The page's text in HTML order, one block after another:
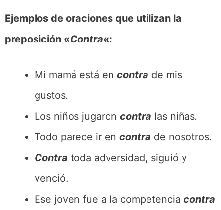
Ejemplos de oraciones que utilizan la
preposición «Contra«:
Mi mamá está en contra de mis
gustos.
Los niños jugaron contra las niñas.
Todo parece ir en contra de nosotros.
Contra toda adversidad, siguió y
venció.
Ese joven fue a la competencia contra